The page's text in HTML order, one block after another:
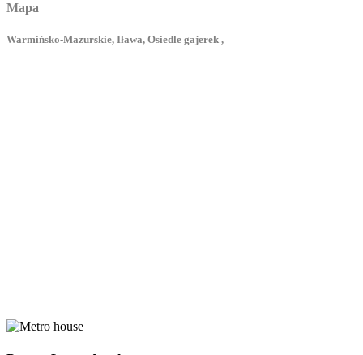
Mapa
Warmińsko-Mazurskie, Iława, Osiedle gajerek ,